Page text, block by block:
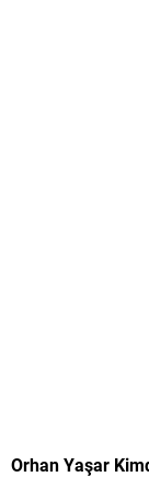
Orhan Yaşar